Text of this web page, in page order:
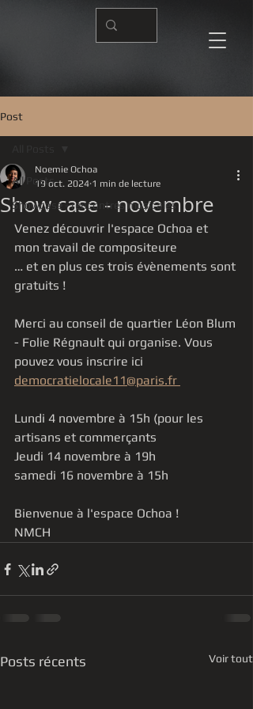
Post
All Posts
Showcase - rencontres musicales
Show case - novembre
Noemie Ochoa
19 oct. 2024 1 min de lecture
Venez découvrir l'espace Ochoa et
mon travail de compositeure
… et en plus ces trois évènements sont
gratuits !
Merci au conseil de quartier Léon Blum
- Folie Régnault qui organise. Vous
pouvez vous inscrire ici
democratielocale11@paris.fr
Lundi 4 novembre à 15h (pour les
artisans et commerçants
Jeudi 14 novembre à 19h
samedi 16 novembre à 15h
Bienvenue à l'espace Ochoa !
NMCH
Posts récents Voir tout